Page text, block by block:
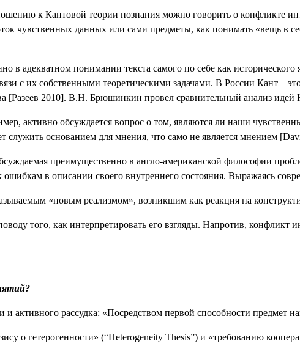
к Кантовой теории познания можно говорить о
чувственных данных или сами предметы, как понимать «вещь
в адекватном понимании текста самого по себе как
с их собственными теоретическими задачами. В России
[Разеев 2010]. В.Н. Брюшинкин провел сравнительный анализ
активно обсуждается вопрос о том, являются ли наши
служить основанием для мнения, что само не является мнением [
преимущественно в англо-американской философии
в описании своего внутреннего состояния. Выражаясь
«новым реализмом», возникшим как реакция на
того, как интерпретировать его взгляды. Напротив,
и активного рассудка: «Посредством первой способности предмет
о гетерогенности» (“Heterogeneity Thesis”) и «требованию